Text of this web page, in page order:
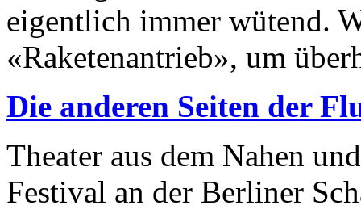
eigentlich immer wütend.
«Raketenantrieb», um
Die anderen Seiten der
Theater aus dem Nahen
Festival an der Berliner